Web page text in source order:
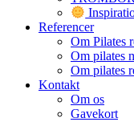
Referencer
Om Pilates
Om pilates
Om pilates
Kontakt
Om os
Gavekort